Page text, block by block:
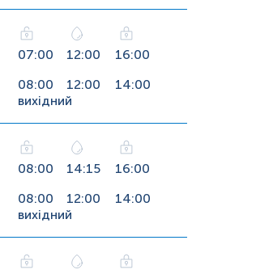
07:00 12:00 16:00
08:00 12:00 14:00
вихідний
08:00 14:15 16:00
08:00 12:00 14:00
вихідний